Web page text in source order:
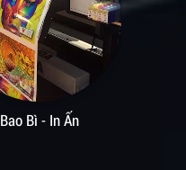
Studio - Sự Kiện